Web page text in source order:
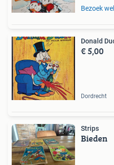
Bezoek
Donald
€ 5,00
Dordrecht
Strips
Bieden